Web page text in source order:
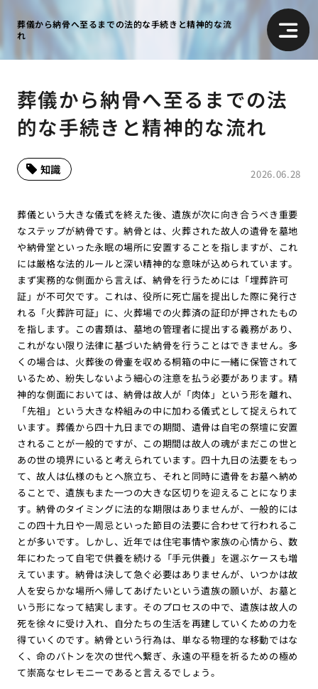
葬儀から納骨へ至るまでの法的な手続きと精神的な流
れ
葬儀から納骨へ至るまでの法
的な手続きと精神的な流れ
2026.06.28
知識
葬儀という大きな儀式を終えた後、遺族が次に向き合うべき重要
なステップが納骨です。納骨とは、火葬された故人の遺骨を墓地
や納骨堂といった永眠の場所に安置することを指しますが、これ
には厳格な法的ルールと深い精神的な意味が込められています。
まず実務的な側面から言えば、納骨を行うためには「埋葬許可
証」が不可欠です。これは、役所に死亡届を提出した際に発行さ
れる「火葬許可証」に、火葬場での火葬済の証印が押されたもの
を指します。この書類は、墓地の管理者に提出する義務があり、
これがない限り法律に基づいた納骨を行うことはできません。多
くの場合は、火葬後の骨壷を収める桐箱の中に一緒に保管されて
いるため、紛失しないよう細心の注意を払う必要があります。精
神的な側面においては、納骨は故人が「肉体」という形を離れ、
「先祖」という大きな枠組みの中に加わる儀式として捉えられて
います。葬儀から四十九日までの期間、遺骨は自宅の祭壇に安置
されることが一般的ですが、この期間は故人の魂がまだこの世と
あの世の境界にいると考えられています。四十九日の法要をもっ
て、故人は仏様のもとへ旅立ち、それと同時に遺骨をお墓へ納め
ることで、遺族もまた一つの大きな区切りを迎えることになりま
す。納骨のタイミングに法的な期限はありませんが、一般的には
この四十九日や一周忌といった節目の法要に合わせて行われるこ
とが多いです。しかし、近年では住宅事情や家族の心情から、数
年にわたって自宅で供養を続ける「手元供養」を選ぶケースも増
えています。納骨は決して急ぐ必要はありませんが、いつかは故
人を安らかな場所へ帰してあげたいという遺族の願いが、お墓と
いう形になって結実します。そのプロセスの中で、遺族は故人の
死を徐々に受け入れ、自分たちの生活を再建していくための力を
得ていくのです。納骨という行為は、単なる物理的な移動ではな
く、命のバトンを次の世代へ繋ぎ、永遠の平穏を祈るための極め
て崇高なセレモニーであると言えるでしょう。